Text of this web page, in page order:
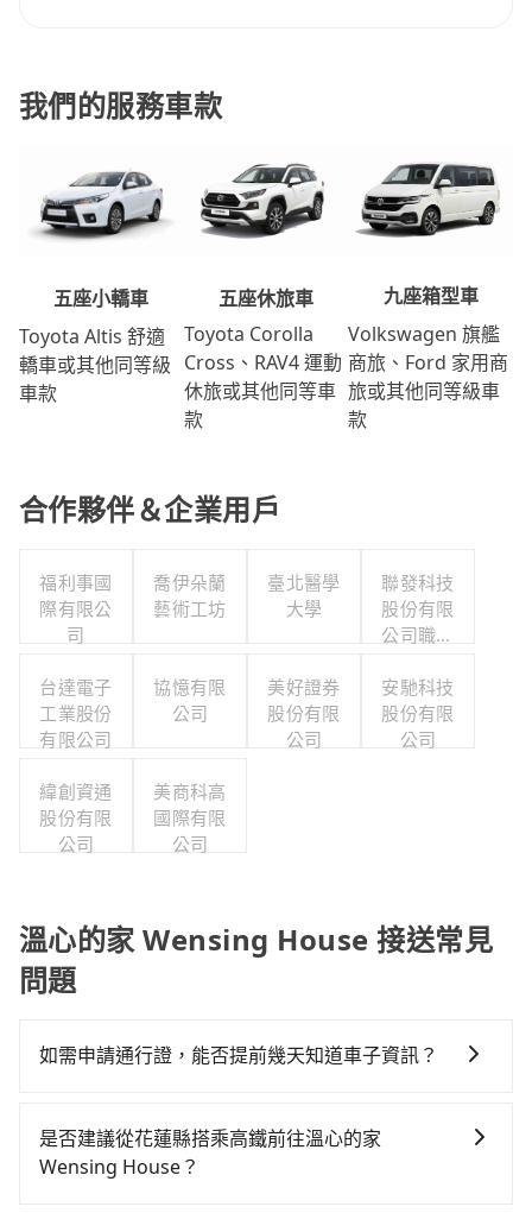
我們的服務車款
五座小轎車
Toyota Altis 舒適
轎車或其他同等級
車款
五座休旅車
Toyota Corolla
Cross、RAV4 運動
休旅或其他同等車
款
九座箱型車
Volkswagen 旗艦
商旅、Ford 家用商
旅或其他同等級車
款
合作夥伴＆企業用戶
福利事國
際有限公
司
喬伊朵蘭
藝術工坊
臺北醫學
大學
聯發科技
股份有限
公司職工
會
台達電子
工業股份
有限公司
協憶有限
公司
美好證券
股份有限
公司
安馳科技
股份有限
公司
緯創資通
股份有限
公司
美商科高
國際有限
公司
溫心的家 Wensing House 接送常見
問題
如需申請通行證，能否提前幾天知道車子資訊？
供用車前一天凌晨六點前取消訂單的服務。所以我們會
在用車前一天才開始安排車輛，並於用車前一天晚上8點
是否建議從花蓮縣搭乘高鐵前往溫心的家
Wensing House？